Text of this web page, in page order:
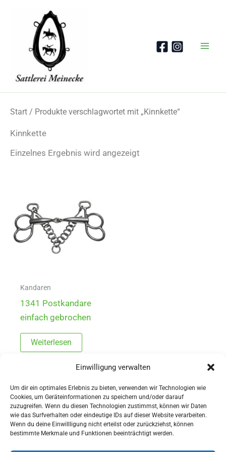
Einwilligung verwalten
Um dir ein optimales Erlebnis zu bieten, verwenden wir Technologien wie
Cookies, um Geräteinformationen zu speichern und/oder darauf
zuzugreifen. Wenn du diesen Technologien zustimmst, können wir Daten
wie das Surfverhalten oder eindeutige IDs auf dieser Website verarbeiten.
Wenn du deine Einwillligung nicht erteilst oder zurückziehst, können
bestimmte Merkmale und Funktionen beeinträchtigt werden.
Start / Produkte verschlagwortet mit „Kinnkette“
Kinnkette
Einzelnes Ergebnis wird angezeigt
Kandaren
1341 Postkandare
einfach gebrochen
Weiterlesen
AGBs